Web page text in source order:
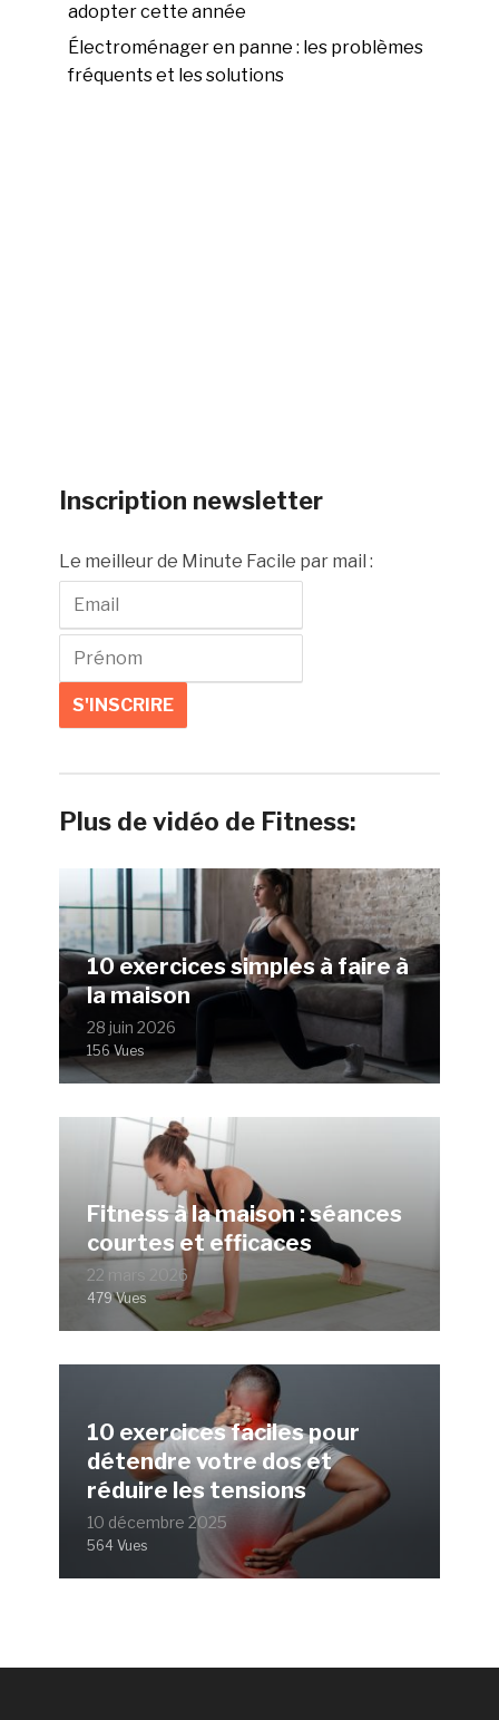
adopter cette année
Électroménager en panne : les problèmes
fréquents et les solutions
Inscription newsletter
Le meilleur de Minute Facile par mail :
Plus de vidéo de Fitness:
10 exercices simples à faire à
la maison
28 juin 2026
156 Vues
Fitness à la maison : séances
courtes et efficaces
22 mars 2026
479 Vues
10 exercices faciles pour
détendre votre dos et
réduire les tensions
10 décembre 2025
564 Vues